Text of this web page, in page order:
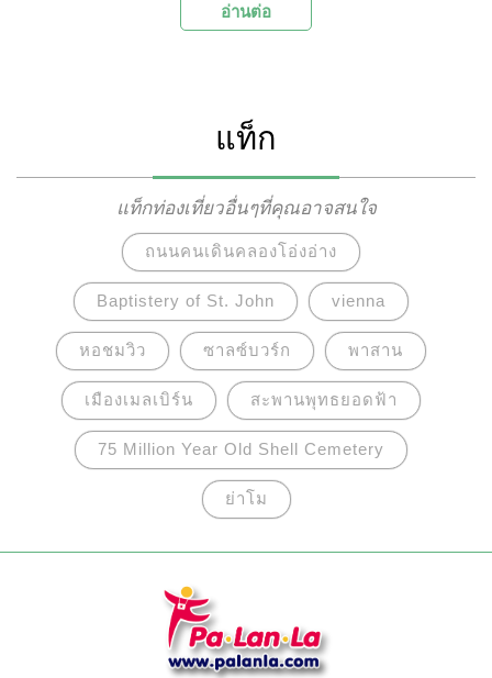
1393 มีลักษณะเป็นมหาสถูปซึ่งมีระเบียงซ้อนกันเป็น
ภายในเจดีย์ทรงระฆัง ฉลุเป็นช่องสี่เหลี่ยมข้าวหลาม
ตัด บุโรพุทโธตั้งอยู่ที่เมืองมาเกอลัง บริเวณภาคกลาง
ของเกาะชวา โดยสร้างอยู่บนเนินสูงจากพื้นดินราว
15 เมตร จึงเป็นที่มาของชื่อ “บุโรพุทโธ” ที่แปลว่า
“วิหารที่สร้างบนภูเขาสูง” และยังได้รับการยกย่องให้
เป็นมรดกโลกทางวัฒนธรรมจากองค์การยูเนสโกใน
ปี พ.ศ. 2534
อ่านต่อ
แท็ก
แท็กท่องเที่ยวอื่นๆที่คุณอาจสนใจ
ถนนคนเดินคลองโอ่งอ่าง
Baptistery of St. John vienna
หอชมวิว ซาลซ์บวร์ก พาสาน
เมืองเมลเบิร์น สะพานพุทธยอดฟ้า
75 Million Year Old Shell Cemetery
ย่าโม